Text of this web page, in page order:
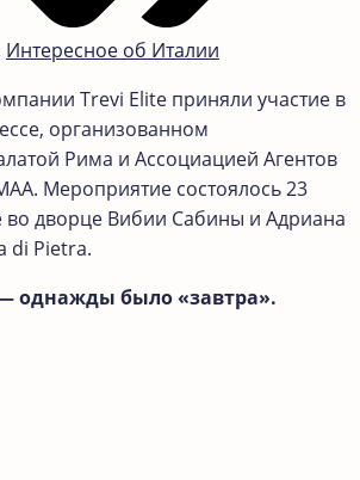
Интересное об Италии
Trevi Elite приняли участие в
организованном
Рима и Ассоциацией Агентов
Мероприятие состоялось 23
дворце Вибии Сабины и Адриана
di Pietra.
однажды было «завтра».